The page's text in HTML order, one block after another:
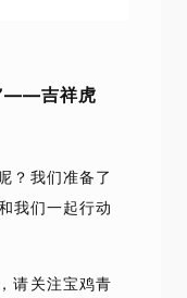
”——吉祥虎
？我们准备了
我们一起行动
请关注宝鸡青